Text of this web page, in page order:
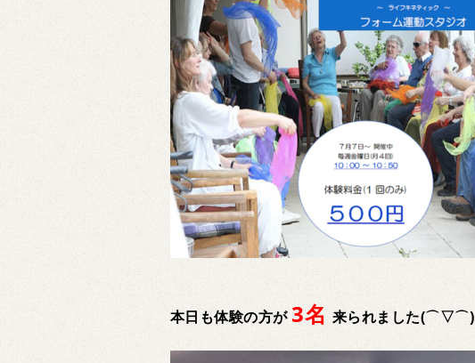
本日も体験の方が 3名 来られました(⌒▽⌒)